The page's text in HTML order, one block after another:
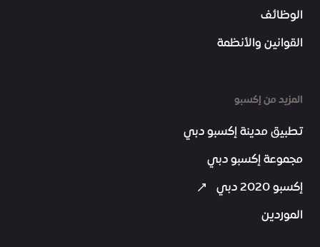
الوظائف
القوانين والأنظمة
المزيد من إكسبو
تطبيق مدينة إكسبو دبي
مجموعة إكسبو دبي
إكسبو 2020 دبي
الموردين